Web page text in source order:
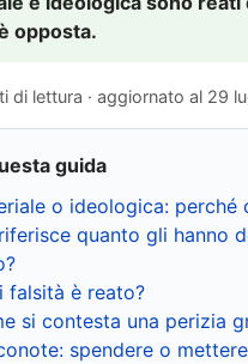
opposta.
lettura · aggiornato al 29
guida
o ideologica: perché
quanto gli hanno
falsità è reato?
si contesta una perizia
spendere o